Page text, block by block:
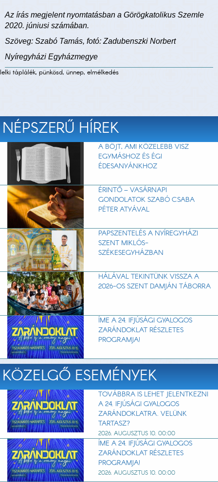
Az írás megjelent nyomtatásban a Görögkatolikus Szemle
2020. júniusi számában.
Szöveg: Szabó Tamás, fotó: Zadubenszki Norbert
Nyíregyházi Egyházmegye
lelki táplálék, pünkösd, ünnep, elmélkedés
NÉPSZERŰ HÍREK
A BÖJT, AMI KÖZELEBB VISZ
EGYMÁSHOZ ÉS ÉGI
ÉDESANYÁNKHOZ
ÉRINTŐ – VASÁRNAPI
GONDOLATOK SZABÓ CSABA
PÉTER ATYÁVAL
PAPSZENTELÉS A NYÍREGYHÁZI
SZENT MIKLÓS-
SZÉKESEGYHÁZBAN
HÁLÁVAL TEKINTÜNK VISSZA A
2026-OS SZENT DAMJÁN TÁBORRA
ÍME A 24. IFJÚSÁGI GYALOGOS
ZARÁNDOKLAT RÉSZLETES
PROGRAMJA!
KÖZELGŐ ESEMÉNYEK
TOVÁBBRA IS LEHET JELENTKEZNI
A 24. IFJÚSÁGI GYALOGOS
ZARÁNDOKLATRA. VELÜNK
TARTASZ?
2026. AUGUSZTUS 10. 00:00
ÍME A 24. IFJÚSÁGI GYALOGOS
ZARÁNDOKLAT RÉSZLETES
PROGRAMJA!
2026. AUGUSZTUS 10. 00:00